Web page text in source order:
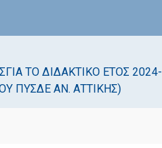
ΤΟ ΔΙΔΑΚΤΙΚΟ ΕΤΟΣ 2024-
ΠΥΣΔΕ ΑΝ. ΑΤΤΙΚΗΣ)